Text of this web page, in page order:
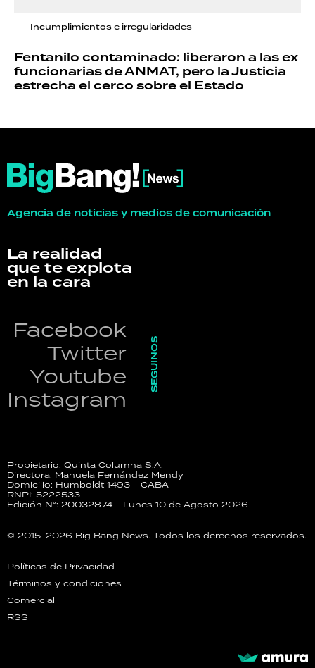
Incumplimientos e irregularidades
Fentanilo contaminado: liberaron a las ex
funcionarias de ANMAT, pero la Justicia
estrecha el cerco sobre el Estado
Agencia de noticias y medios de comunicación
La realidad
que te explota
en la cara
Facebook
Twitter
Youtube
Instagram
SEGUINOS
Propietario: Quinta Columna S.A.
Directora: Manuela Fernández Mendy
Domicilio: Humboldt 1493 - CABA
RNPI: 5222533
Edición N°: 20032874 - Lunes 10 de Agosto 2026
© 2015-2026 Big Bang News. Todos los derechos reservados.
Políticas de Privacidad
Términos y condiciones
Comercial
RSS